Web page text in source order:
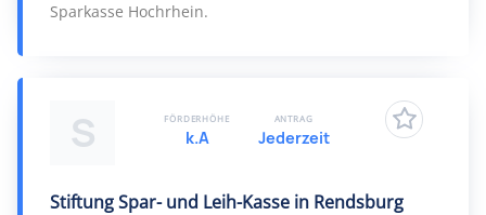
Sparkasse Hochrhein.
S
Stiftung Spar- und Leih-Kasse in Rendsburg
FÖRDERHÖHE
k.A
ANTRAG
Jederzeit